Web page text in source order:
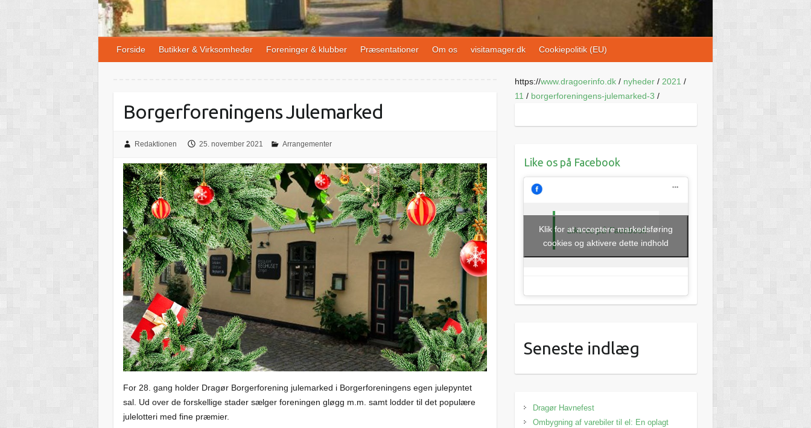
Forside Butikker & Virksomheder Foreninger & klubber Præsentationer Om os visitamager.dk Cookiepolitik (EU)
Borgerforeningens Julemarked
Redaktionen 25. november 2021 Arrangementer
For 28. gang holder Dragør Borgerforening julemarked i Borgerforeningens egen julepyntet
sal. Ud over de forskellige stader sælger foreningen gløgg m.m. samt lodder til det populære
julelotteri med fine præmier.
https://www.dragoerinfo.dk/ nyheder/ 2021 /
11 / borgerforeningens-julemarked-3 /
Like os på Facebook
Like os på Facebook
Klik for at acceptere markedsføring
cookies og aktivere dette indhold
Seneste indlæg
Dragør Havnefest
Ombygning af varebiler til el: En oplagt